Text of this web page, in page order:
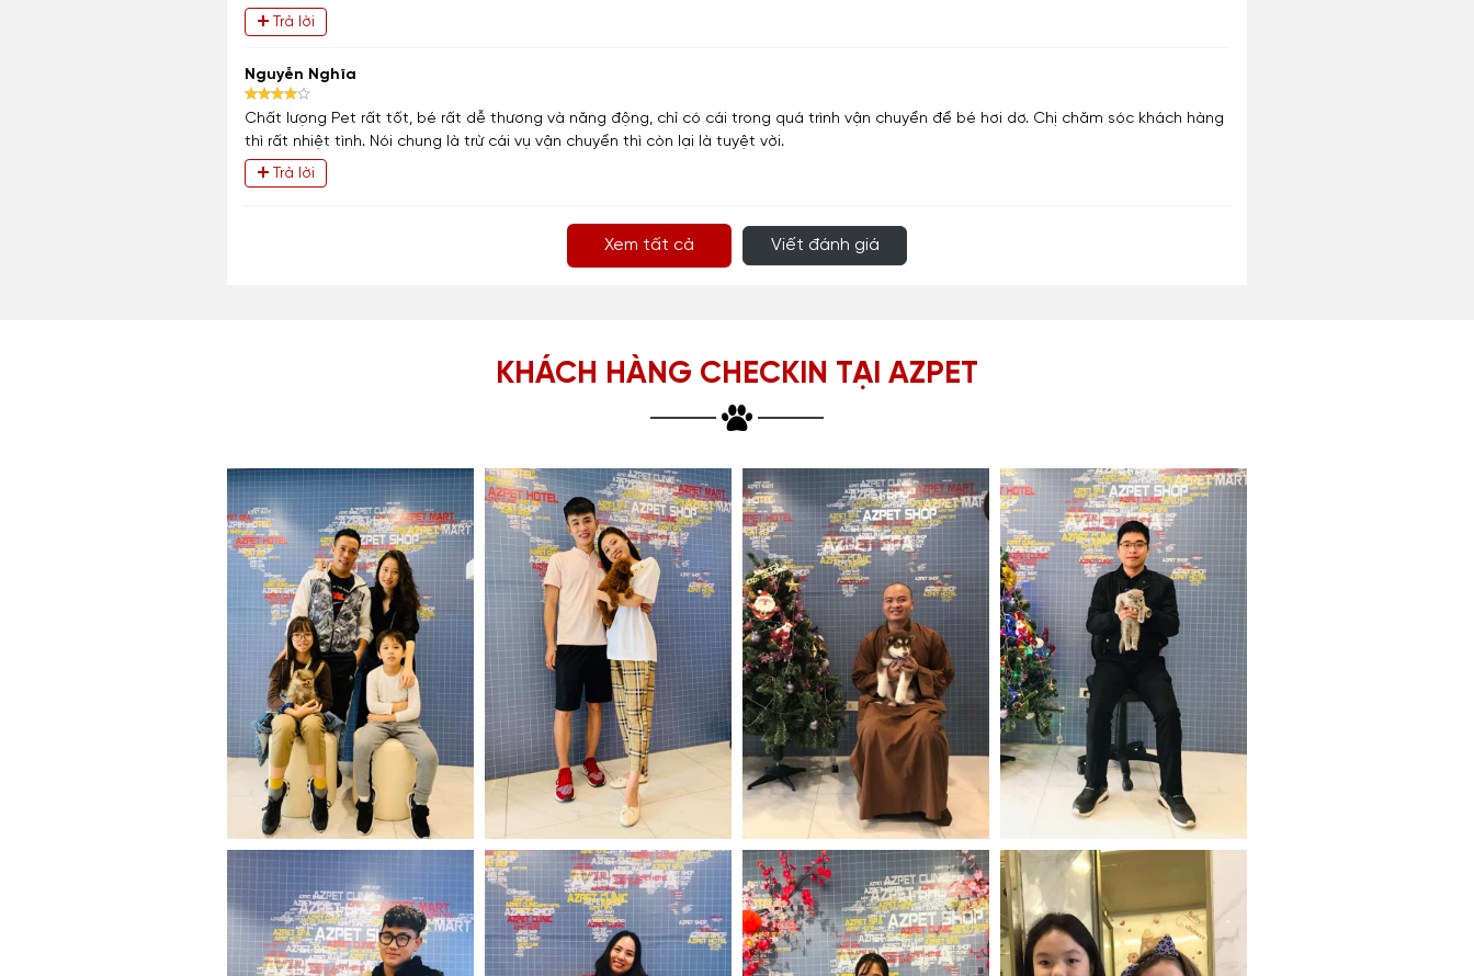
Trả lời
Nguyễn Nghĩa
Chất lượng Pet rất tốt, bé rất dễ thương và năng động, chỉ có cái trong quá trình vận chuyển để bé hơi dơ. Chị chăm sóc khách hàng
thì rất nhiệt tình. Nói chung là trừ cái vụ vận chuyển thì còn lại là tuyệt vời.
Trả lời
Xem tất cả Viết đánh giá
KHÁCH HÀNG CHECKIN TẠI AZPET